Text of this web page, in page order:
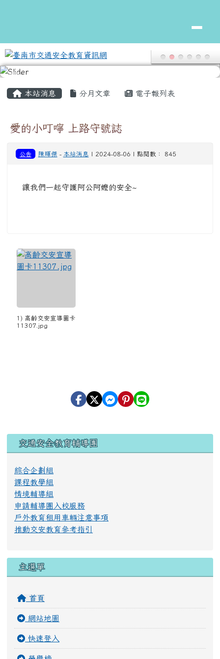
本站消息 分月文章
愛的小叮嚀 上路守號誌
公告 陳暉傑-本站消息| 2024-08-06 | 點閱數： 845
左邊區域內容
交通安全教育輔導團
綜合企劃組
課程教學組
情境輔導組
申請輔導團入校服務
推動交安教育參考指引
主選單
首頁
網站地圖